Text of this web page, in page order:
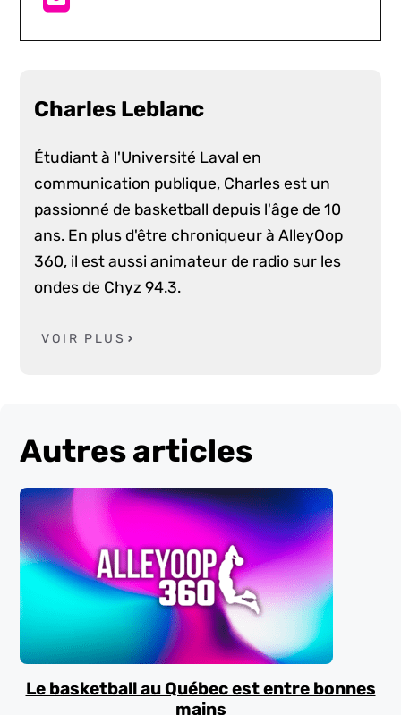
Charles Leblanc
Étudiant à l'Université Laval en
communication publique, Charles est un
passionné de basketball depuis l'âge de 10
ans. En plus d'être chroniqueur à AlleyOop
360, il est aussi animateur de radio sur les
ondes de Chyz 94.3.
VOIR PLUS
Autres articles
Le basketball au Québec est entre bonnes
mains